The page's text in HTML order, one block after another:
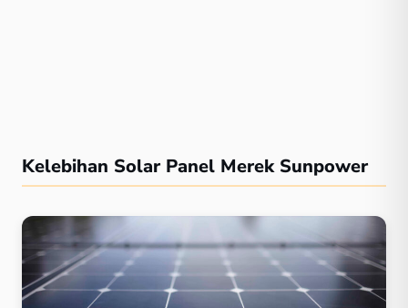
Kelebihan Solar Panel Merek Sunpower